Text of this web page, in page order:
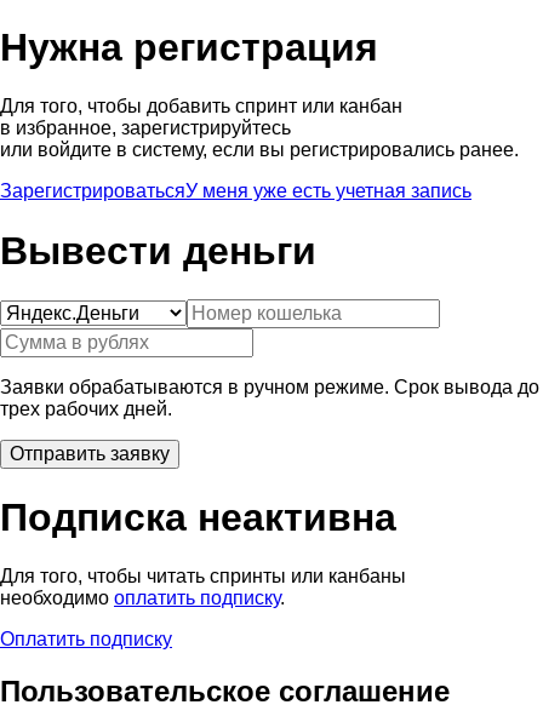
Нужна регистрация
Для того, чтобы добавить спринт или канбан
в избранное, зарегистрируйтесь
или войдите в систему, если вы регистрировались ранее.
ЗарегистрироватьсяУ меня уже есть учетная запись
Вывести деньги
Заявки обрабатываются в ручном режиме. Срок вывода до
трех рабочих дней.
Подписка неактивна
Для того, чтобы читать спринты или канбаны
необходимо оплатить подписку.
Оплатить подписку
Пользовательское соглашение